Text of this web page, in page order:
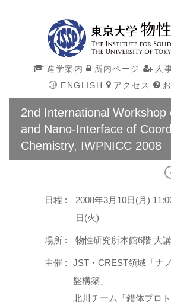
進学案内 所内ページ 人
ENGLISH
アクセス
2nd International Workshop
and Nano-Interface of
Chemistry, IWPNICC 2008
日程 :
2008年3月10日(月)
日(火)
場所 : 物性研究所本館6階 大
主催 :
JST・CREST領域「ナ
盤構築」
北川チーム「錯体プロ